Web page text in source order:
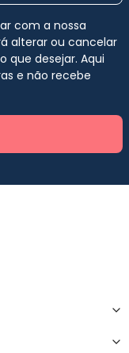
com a nossa
alterar ou cancelar
que desejar. Aqui
e não recebe